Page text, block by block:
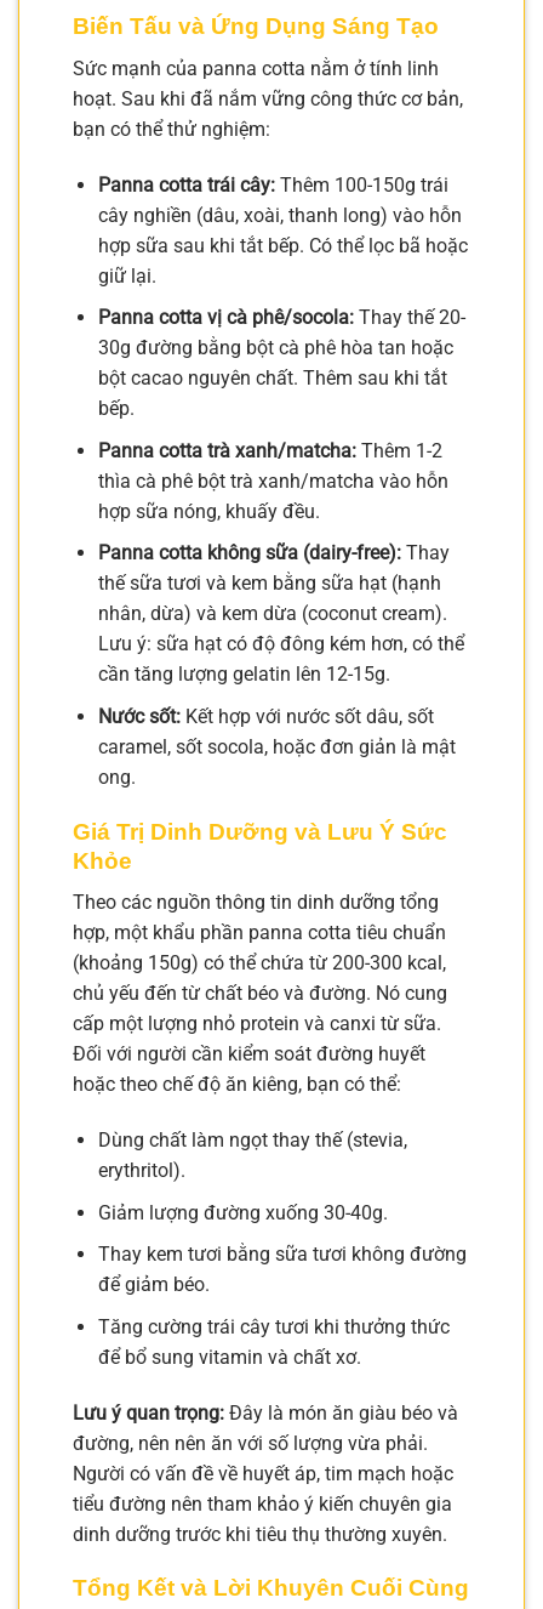
Biến Tấu và Ứng Dụng Sáng Tạo
Sức mạnh của panna cotta nằm ở tính linh
hoạt. Sau khi đã nắm vững công thức cơ bản,
bạn có thể thử nghiệm:
Panna cotta trái cây:Thêm 100-150g trái
cây nghiền (dâu, xoài, thanh long) vào hỗn
hợp sữa sau khi tắt bếp. Có thể lọc bã hoặc
giữ lại.
Panna cotta vị cà phê/socola:Thay thế 20-
30g đường bằng bột cà phê hòa tan hoặc
bột cacao nguyên chất. Thêm sau khi tắt
bếp.
Panna cotta trà xanh/matcha:Thêm 1-2
thìa cà phê bột trà xanh/matcha vào hỗn
hợp sữa nóng, khuấy đều.
Panna cotta không sữa (dairy-free):Thay
thế sữa tươi và kem bằng sữa hạt (hạnh
nhân, dừa) và kem dừa (coconut cream).
Lưu ý: sữa hạt có độ đông kém hơn, có thể
cần tăng lượng gelatin lên 12-15g.
Nước sốt:Kết hợp với nước sốt dâu, sốt
caramel, sốt socola, hoặc đơn giản là mật
ong.
Giá Trị Dinh Dưỡng và Lưu Ý Sức
Khỏe
Theo các nguồn thông tin dinh dưỡng tổng
hợp, một khẩu phần panna cotta tiêu chuẩn
(khoảng 150g) có thể chứa từ 200-300 kcal,
chủ yếu đến từ chất béo và đường. Nó cung
cấp một lượng nhỏ protein và canxi từ sữa.
Đối với người cần kiểm soát đường huyết
hoặc theo chế độ ăn kiêng, bạn có thể:
Dùng chất làm ngọt thay thế (stevia,
erythritol).
Giảm lượng đường xuống 30-40g.
Thay kem tươi bằng sữa tươi không đường
để giảm béo.
Tăng cường trái cây tươi khi thưởng thức
để bổ sung vitamin và chất xơ.
Lưu ý quan trọng: Đây là món ăn giàu béo và
đường, nên nên ăn với số lượng vừa phải.
Người có vấn đề về huyết áp, tim mạch hoặc
tiểu đường nên tham khảo ý kiến chuyên gia
dinh dưỡng trước khi tiêu thụ thường xuyên.
Tổng Kết và Lời Khuyên Cuối Cùng